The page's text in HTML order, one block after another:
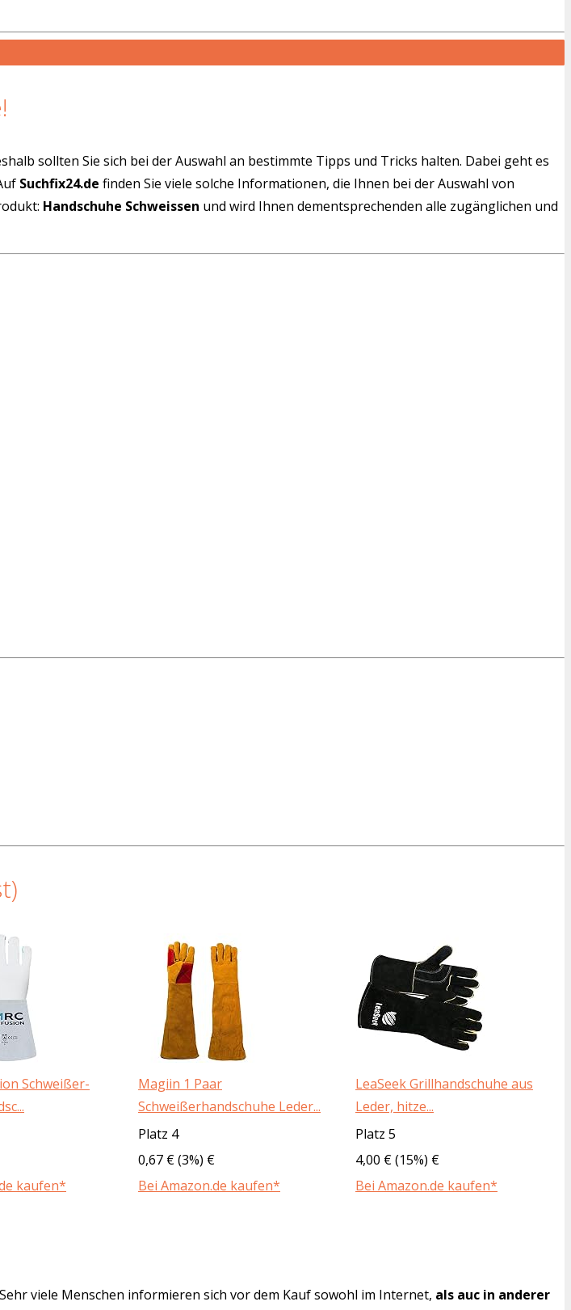
sollten Sie sich bei der Auswahl an bestimmte Tipps und Tricks halten. Dabei geht es
Suchfix24.de finden Sie viele solche Informationen, die Ihnen bei der Auswahl von
Handschuhe Schweissen und wird Ihnen dementsprechenden alle zugänglichen und
Schweißer-
Magiin 1 Paar
Schweißerhandschuhe Leder...
LeaSeek Grillhandschuhe aus
Leder, hitze...
Platz 4
Platz 5
0,67 € (3%) €
4,00 € (15%) €
kaufen* Bei Amazon.de kaufen* Bei Amazon.de kaufen*
viele Menschen informieren sich vor dem Kauf sowohl im Internet, als auc in anderer